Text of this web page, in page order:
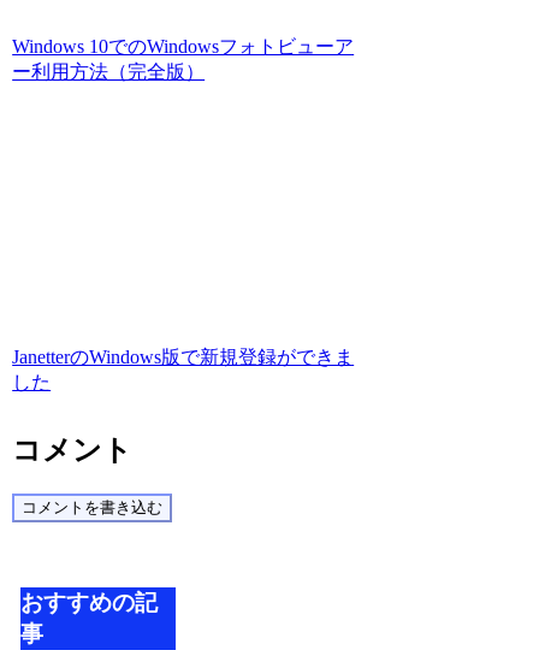
Windows 10でのWindowsフォトビューア
ー利用方法（完全版）
JanetterのWindows版で新規登録ができま
した
コメント
コメントを書き込む
おすすめの記
事